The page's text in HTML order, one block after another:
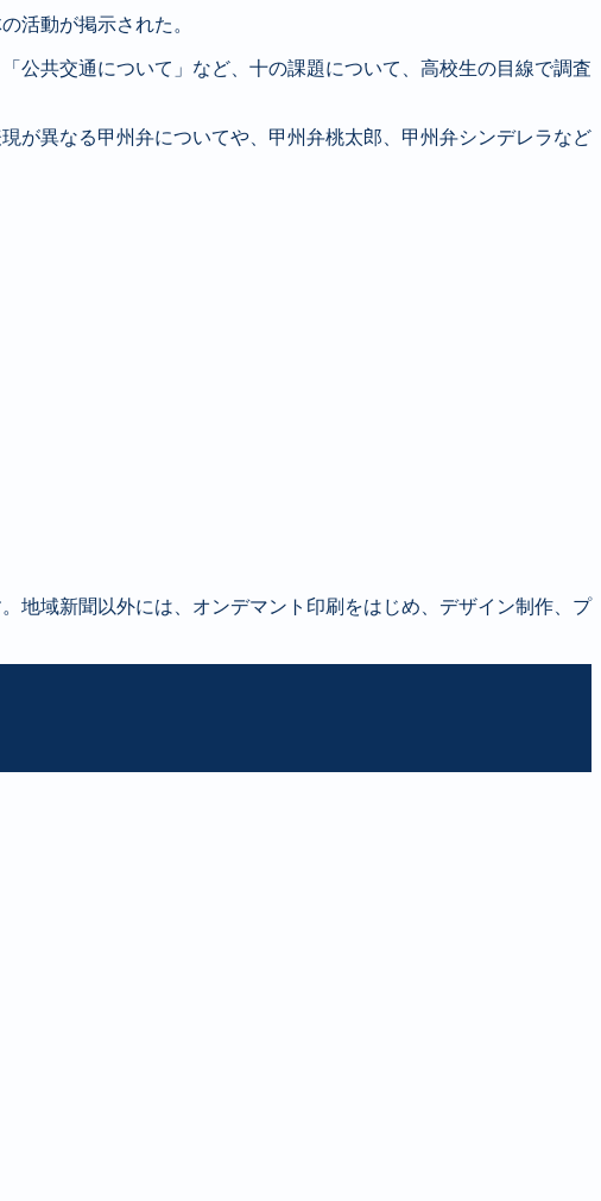
活動が掲示された。
公共交通について」など、十の課題について、高校生の目線で調査
が異なる甲州弁についてや、甲州弁桃太郎、甲州弁シンデレラなど
地域新聞以外には、オンデマント印刷をはじめ、デザイン制作、プ